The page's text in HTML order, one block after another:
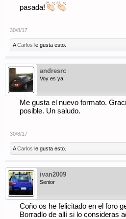
cambiado de software
surgirán, así que os pedimos
mandarme un MP a mi con el
cambiaremos manualmente en
comentarios referentes al nuevo
Saludos,
- La administración
pasada!
30/8/17
ACarlos le gusta esto.
andresrc
Voy es ya!
Me gusta el nuevo formato.
posible. Un saludo.
30/8/17
ACarlos le gusta esto.
ivan2009
Senior
Coño os he felicitado en el foro
Borradlo de allí si lo consideras